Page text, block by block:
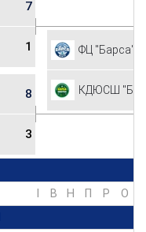
7
1
8
3
ФЦ "Барса"
КДЮСШ
I В Н П Р
O